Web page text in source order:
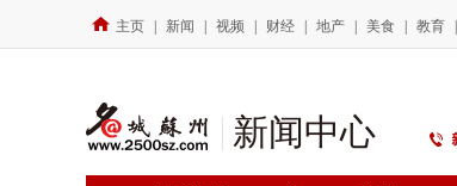
主页 新闻 视频 财经 地产 美食 教育
新闻中心